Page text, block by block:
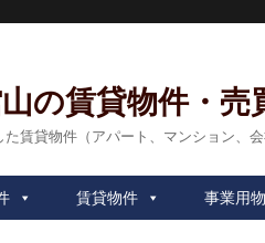
の賃貸物件・
賃貸物件（アパート、マンション、
賃貸物件 事業用